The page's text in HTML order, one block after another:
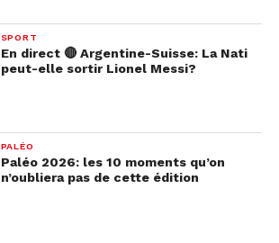
SPORT
En direct 🔴 Argentine-Suisse: La Nati
peut-elle sortir Lionel Messi?
PALÉO
Paléo 2026: les 10 moments qu’on
n’oubliera pas de cette édition